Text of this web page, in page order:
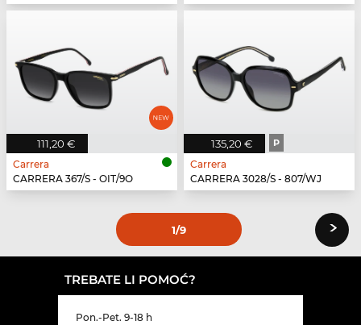
111,20 €
Carrera
CARRERA 367/S - OIT/9O
135,20 € P
Carrera
CARRERA 3028/S - 807/WJ
1/9 ›
TREBATE LI POMOĆ?
Pon.-Pet. 9-18 h